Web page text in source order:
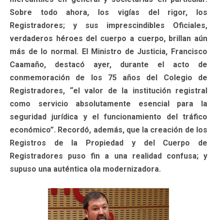
Sobre todo ahora, los vigías del rigor, los
Registradores; y sus imprescindibles Oficiales,
verdaderos héroes del cuerpo a cuerpo, brillan aún
más de lo normal. El Ministro de Justicia, Francisco
Caamaño, destacó ayer, durante el acto de
conmemoración de los 75 años del Colegio de
Registradores, “el valor de la institución registral
como servicio absolutamente esencial para la
seguridad jurídica y el funcionamiento del tráfico
económico”. Recordó, además, que la creación de los
Registros de la Propiedad y del Cuerpo de
Registradores puso fin a una realidad confusa; y
supuso una auténtica ola modernizadora.